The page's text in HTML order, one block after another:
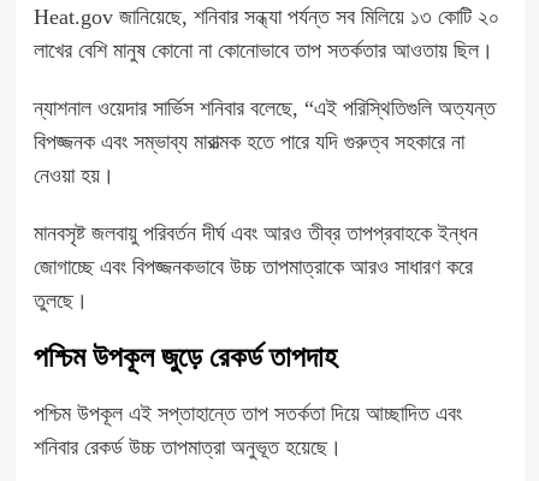
Heat.gov জানিয়েছে, শনিবার সন্ধ্যা পর্যন্ত সব মিলিয়ে ১৩ কোটি ২০
লাখের বেশি মানুষ কোনো না কোনোভাবে তাপ সতর্কতার আওতায় ছিল।
ন্যাশনাল ওয়েদার সার্ভিস শনিবার বলেছে, “এই পরিস্থিতিগুলি অত্যন্ত
বিপজ্জনক এবং সম্ভাব্য মারাত্মক হতে পারে যদি গুরুত্ব সহকারে না
নেওয়া হয়।
মানবসৃষ্ট জলবায়ু পরিবর্তন দীর্ঘ এবং আরও তীব্র তাপপ্রবাহকে ইন্ধন
জোগাচ্ছে এবং বিপজ্জনকভাবে উচ্চ তাপমাত্রাকে আরও সাধারণ করে
তুলছে।
পশ্চিম উপকূল জুড়ে রেকর্ড তাপদাহ
পশ্চিম উপকূল এই সপ্তাহান্তে তাপ সতর্কতা দিয়ে আচ্ছাদিত এবং
শনিবার রেকর্ড উচ্চ তাপমাত্রা অনুভূত হয়েছে।